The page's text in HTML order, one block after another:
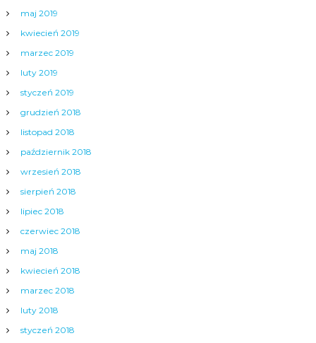
maj 2019
kwiecień 2019
marzec 2019
luty 2019
styczeń 2019
grudzień 2018
listopad 2018
październik 2018
wrzesień 2018
sierpień 2018
lipiec 2018
czerwiec 2018
maj 2018
kwiecień 2018
marzec 2018
luty 2018
styczeń 2018